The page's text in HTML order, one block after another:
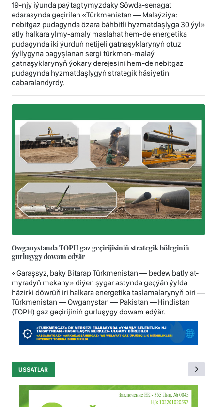
19-njy iýunda paýtagtymyzdaky Söwda-senagat
edarasynda geçirilen «Türkmenistan — Malaýziýa:
nebitgaz pudagynda özara bähbitli hyzmatdaşlyga 30 ýyl»
atly halkara ylmy-amaly maslahat hem-de energetika
pudagynda iki ýurduň netijeli gatnaşyklarynyň otuz
ýyllygyna bagyşlanan sergi türkmen-malaý
gatnaşyklarynyň ýokary derejesini hem-de nebitgaz
pudagynda hyzmatdaşlygyň strategik häsiýetini
dabaralandyrdy.
Owganystanda TOPH gaz geçirijisiniň strategik böleginiň
gurluşygy dowam edýär
«Garaşsyz, baky Bitarap Türkmenistan — bedew batly at-
myradyň mekany» diýen şygar astynda geçýän ýylda
häzirki döwrüň iri halkara energetika taslamalarynyň biri —
Türkmenistan — Owganystan — Pakistan —Hindistan
(TOPH) gaz geçirijiniň gurluşygy dowam edýär.
USSATLAR